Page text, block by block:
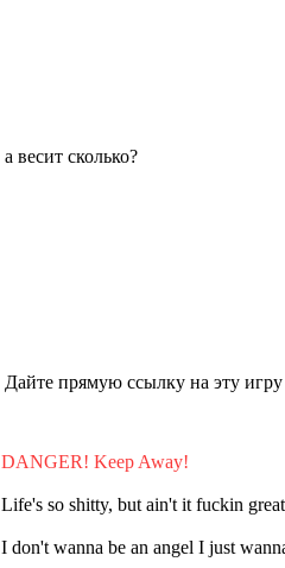
а весит сколько?
Дайте прямую ссылку на эту
DANGER! Keep Away!
Life's so shitty, but ain't it fuckin
I don't wanna be an angel I just